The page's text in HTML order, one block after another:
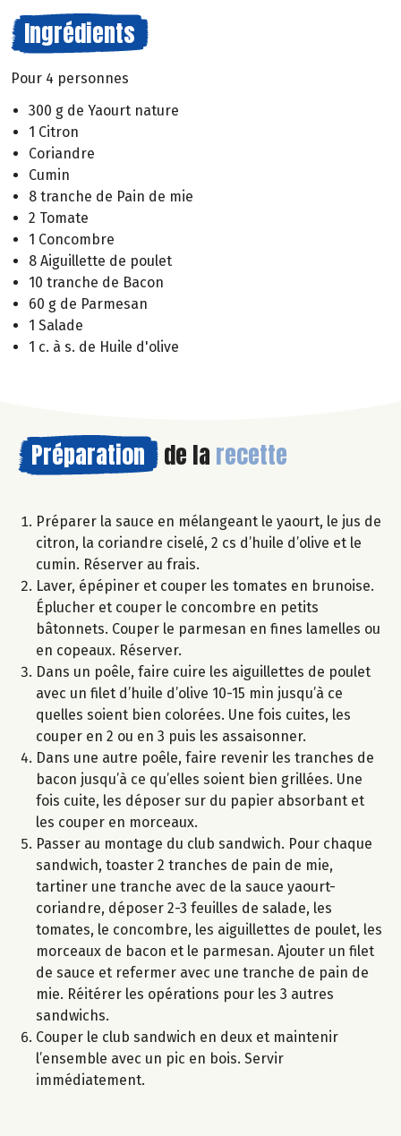
Ingrédients
Pour 4 personnes
300 g de Yaourt nature
1 Citron
Coriandre
Cumin
8 tranche de Pain de mie
2 Tomate
1 Concombre
8 Aiguillette de poulet
10 tranche de Bacon
60 g de Parmesan
1 Salade
1 c. à s. de Huile d'olive
Préparation de la recette
Préparer la sauce en mélangeant le yaourt, le jus de
citron, la coriandre ciselé, 2 cs d’huile d’olive et le
cumin. Réserver au frais.
Laver, épépiner et couper les tomates en brunoise.
Éplucher et couper le concombre en petits
bâtonnets. Couper le parmesan en fines lamelles ou
en copeaux. Réserver.
Dans un poêle, faire cuire les aiguillettes de poulet
avec un filet d’huile d’olive 10-15 min jusqu’à ce
quelles soient bien colorées. Une fois cuites, les
couper en 2 ou en 3 puis les assaisonner.
Dans une autre poêle, faire revenir les tranches de
bacon jusqu’à ce qu’elles soient bien grillées. Une
fois cuite, les déposer sur du papier absorbant et
les couper en morceaux.
Passer au montage du club sandwich. Pour chaque
sandwich, toaster 2 tranches de pain de mie,
tartiner une tranche avec de la sauce yaourt-
coriandre, déposer 2-3 feuilles de salade, les
tomates, le concombre, les aiguillettes de poulet, les
morceaux de bacon et le parmesan. Ajouter un filet
de sauce et refermer avec une tranche de pain de
mie. Réitérer les opérations pour les 3 autres
sandwichs.
Couper le club sandwich en deux et maintenir
l’ensemble avec un pic en bois. Servir
immédiatement.